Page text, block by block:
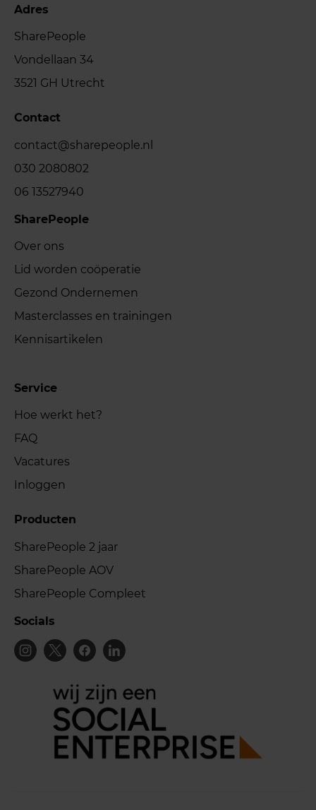
Adres
SharePeople
Vondellaan 34
3521 GH Utrecht
Contact
contact@sharepeople.nl
030 2080802
06 13527940
SharePeople
Over ons
Lid worden coöperatie
Gezond Ondernemen
Masterclasses en trainingen
Kennisartikelen
Service
Hoe werkt het?
FAQ
Vacatures
Inloggen
Producten
SharePeople 2 jaar
SharePeople AOV
SharePeople Compleet
Socials